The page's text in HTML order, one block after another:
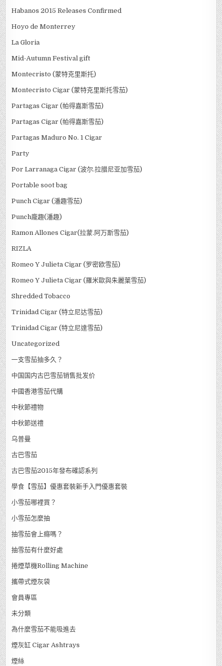
Habanos 2015 Releases Confirmed
Hoyo de Monterrey
La Gloria
Mid-Autumn Festival gift
Montecristo (蒙特克里斯托)
Montecristo Cigar (蒙特克里斯托雪茄)
Partagas Cigar (帕得嘉斯雪茄)
Partagas Cigar (帕得嘉斯雪茄)
Partagas Maduro No. 1 Cigar
Party
Por Larranaga Cigar (波尔.拉腊尼亚加雪茄)
Portable soot bag
Punch Cigar (潘趣雪茄)
Punch龐趣(潘趣)
Ramon Allones Cigar(拉蒙.阿万斯雪茄)
RIZLA
Romeo Y Julieta Cigar (罗密欧雪茄)
Romeo Y Julieta Cigar (羅米歐與朱麗葉雪茄)
Shredded Tobacco
Trinidad Cigar (特立尼达雪茄)
Trinidad Cigar (特立尼達雪茄)
Uncategorized
一支雪茄抽多久？
中国国内古巴雪茄销售批发价
中國香港雪茄代購
中秋節禮物
中秋節送禮
乌普曼
古巴雪茄
古巴雪茄2015年發布確認系列
學食【雪茄】優惠套裝新手入門優惠套裝
小雪茄哪裡買？
小雪茄怎麼抽
抽雪茄會上癮嗎？
抽雪茄有什麼好處
捲煙草機Rolling Machine
攜帶式煙灰袋
會員專區
未分類
為什麼雪茄不能吸進去
煙灰缸 Cigar Ashtrays
煙絲